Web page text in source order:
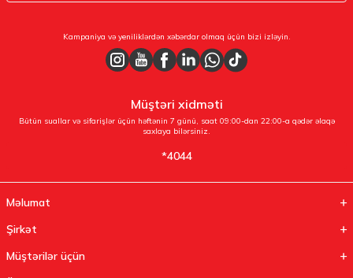
Kampaniya və yeniliklərdən xəbərdar olmaq üçün bizi izləyin.
Müştəri xidməti
Bütün suallar və sifarişlər üçün həftənin 7 günü, saat 09:00-dan 22:00-a qədər əlaqə
saxlaya bilərsiniz.
*4044
Məlumat
Şirkət
Müştərilər üçün